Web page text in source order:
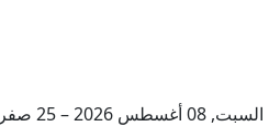
السبت, 08 أغسطس 2026 – 25 صفر 1448 هـ